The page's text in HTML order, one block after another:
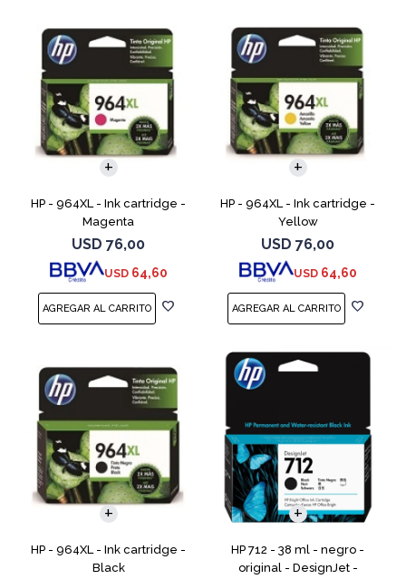
HP - 964XL - Ink cartridge -
Magenta
USD 76,00
USD 64,60
HP - 964XL - Ink cartridge -
Yellow
USD 76,00
USD 64,60
HP - 964XL - Ink cartridge -
Black
HP 712 - 38 ml - negro -
original - DesignJet -